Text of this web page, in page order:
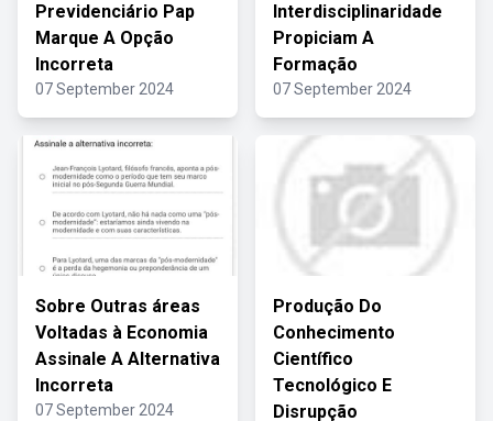
Previdenciário Pap
Marque A Opção
Incorreta
07 September 2024
Interdisciplinaridade
Propiciam A
Formação
07 September 2024
Sobre Outras áreas
Voltadas à Economia
Assinale A Alternativa
Incorreta
07 September 2024
Produção Do
Conhecimento
Científico
Tecnológico E
Disrupção